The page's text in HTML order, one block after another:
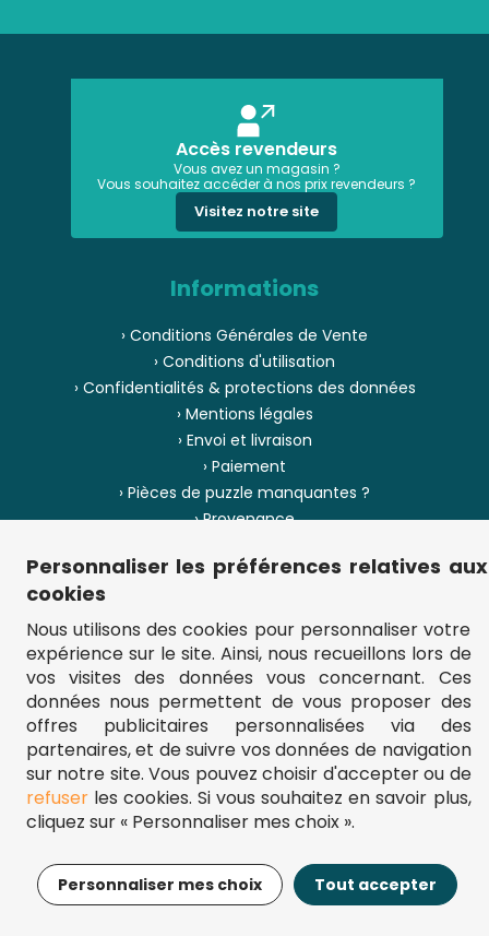
14,95€ Ajouter au panier
Accès revendeurs
Vous avez un magasin ?
Vous souhaitez accéder à nos prix revendeurs ?
Visitez notre site
Informations
› Conditions Générales de Vente
› Conditions d'utilisation
› Confidentialités & protections des données
› Mentions légales
› Envoi et livraison
› Paiement
› Pièces de puzzle manquantes ?
› Provenance
› Plan du site
** Frais d'envoi = 6,95 € (France) / gratuit à partir de 45 €.
fou-de-puzzle.com : le site référence pour acheter des puzzles de
qualité à bon prix.
© Fou-de-puzzle.com 2011 - 2026
Personnaliser les préférences relatives aux
cookies
Nous utilisons des cookies pour personnaliser votre
expérience sur le site. Ainsi, nous recueillons lors de
vos visites des données vous concernant. Ces
données nous permettent de vous proposer des
offres publicitaires personnalisées via des
partenaires, et de suivre vos données de navigation
sur notre site. Vous pouvez choisir d'accepter ou de
refuserles cookies. Si vous souhaitez en savoir plus,
cliquez sur « Personnaliser mes choix ».
Personnaliser mes choix Tout accepter